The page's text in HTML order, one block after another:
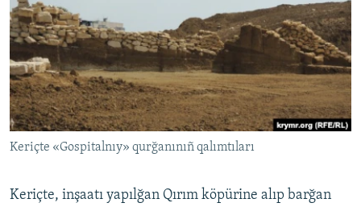
BLOGLAR
FİKİR
Русский
Українською
QOŞULIÑIZ!
Keriçte «Gospitalnıy» qurğanınıñ qalımtıları
Keriçte, inşaatı yapılğan Qırım köpürine alıp barğan